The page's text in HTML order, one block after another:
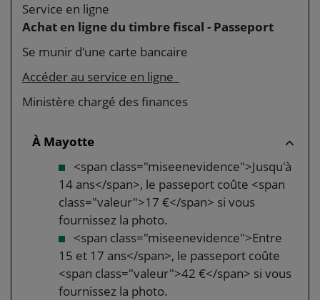
Service en ligne
Achat en ligne du timbre fiscal - Passeport
Se munir d'une carte bancaire
Accéder au service en ligne
Ministère chargé des finances
À Mayotte
<span class="miseenevidence">Jusqu'à
14 ans</span>, le passeport coûte <span
class="valeur">17 €</span> si vous
fournissez la photo.
<span class="miseenevidence">Entre
15 et 17 ans</span>, le passeport coûte
<span class="valeur">42 €</span> si vous
fournissez la photo.